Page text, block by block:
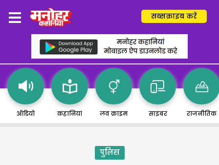
सब्सक्राइब करें
ऑडियो कहानियां लव क्राइम साइबर राजनीतिक
पुलिस